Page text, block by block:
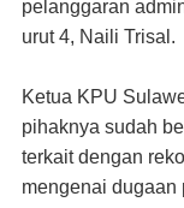
pelanggaran
urut 4, Naili Trisal.
Ketua KPU
pihaknya sudah
terkait dengan
mengenai dugaan